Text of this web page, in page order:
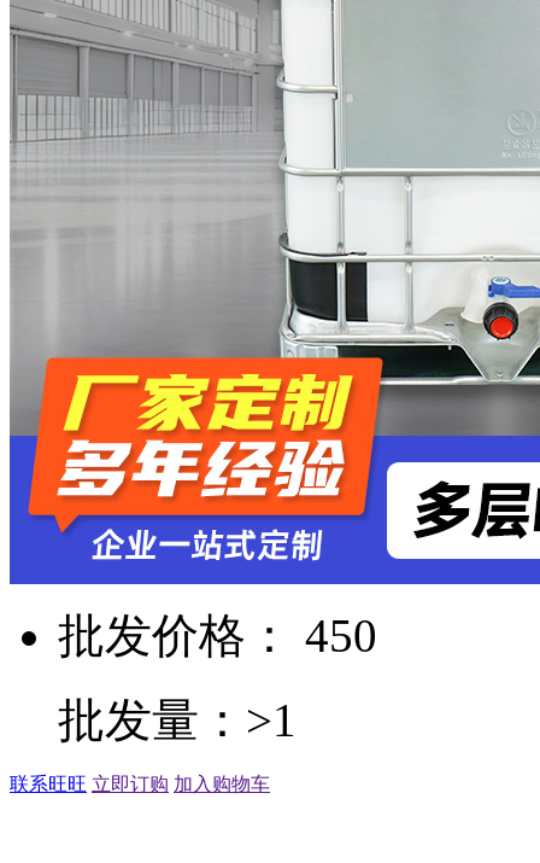
批发价格： 450
批发量：>1
联系旺旺 立即订购 加入购物车